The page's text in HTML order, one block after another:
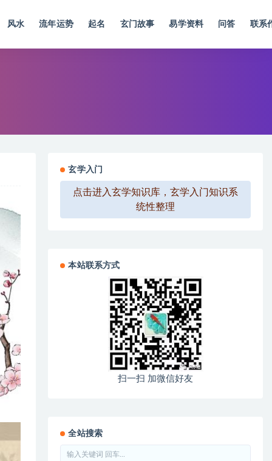
风水 流年运势 起名 玄门故事 易学资料 问答 联系
玄学入门
点击进入玄学知识库，玄学入门知识系
统性整理
本站联系方式
扫一扫 加微信好友
全站搜索